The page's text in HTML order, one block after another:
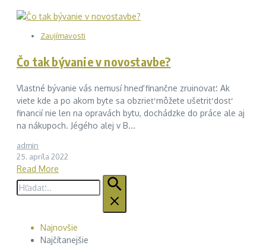
Zaujímavosti
Čo tak bývanie v novostavbe?
Vlastné bývanie vás nemusí hneď finančne zruinovať. Ak
viete kde a po akom byte sa obzrieť môžete ušetriť dosť
financií nie len na opravách bytu, dochádzke do práce ale aj
na nákupoch. Jégého alej v B...
admin
25. apríla 2022
Read More
Hľadať:
Najnovšie
Najčítanejšie